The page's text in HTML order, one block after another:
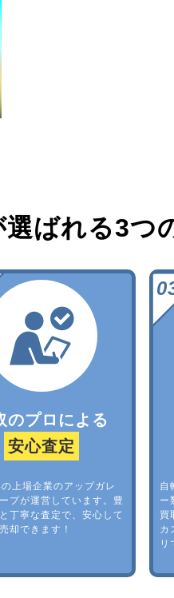
ばれる3つ
のプロによる
安心査定
上場企業のアップガレ
プが運営しています。豊
丁寧な査定で、安心して
却できます！
自
ー
買
カ
リ